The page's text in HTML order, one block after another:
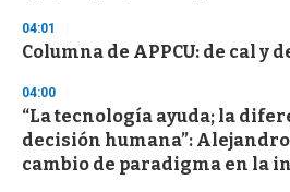
04:01
Columna de APPCU: de cal y
04:00
“La tecnología ayuda; la
decisión humana”:
cambio de paradigma en la